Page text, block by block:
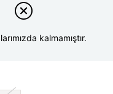
kalmamıştır.